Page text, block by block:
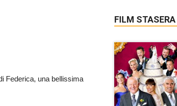
Federica, una bellissima
FILM STASERA